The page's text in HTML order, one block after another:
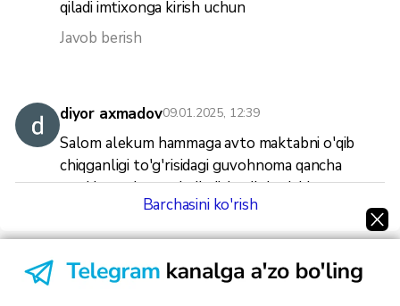
qiladi imtixonga kirish uchun
Javob berish
diyor axmadov09.01.2025, 12:39
Salom alekum hammaga avto maktabni o'qib
chiqganligi to'g'risidagi guvohnoma qancha
muddatgacha amal qiladi, kuyib ketishi
mumkunmi yoki yoq.
Javob berish
Barchasini ko'rish